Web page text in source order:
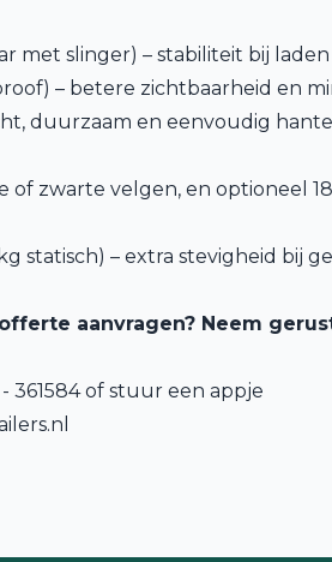
met slinger) – stabiliteit bij laden
– betere zichtbaarheid en
duurzaam en eenvoudig
of zwarte velgen, en optioneel
statisch) – extra stevigheid bij
aanvragen? Neem
- 361584 of stuur een appje